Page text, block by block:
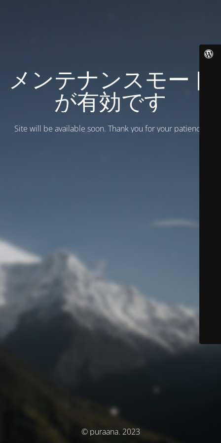
メンテナンスモード
が有効です
Site will be available soon. Thank you for your patience!
© puraana. 2023